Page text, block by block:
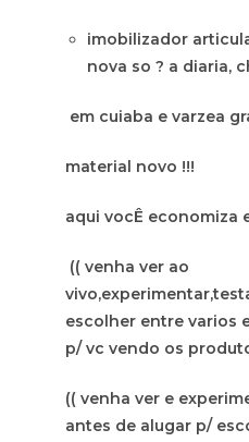
imobilizador
nova so ? a diaria,
em cuiaba e varzea
material novo !!!
aqui vocÊ economiza
(( venha ver ao
escolher entre varios
p/ vc vendo os
(( venha ver e
antes de alugar p/